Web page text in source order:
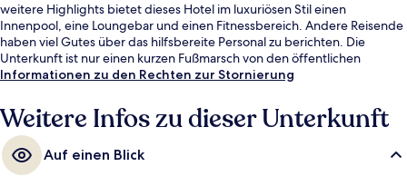
weitere Highlights bietet dieses Hotel im luxuriösen Stil einen
Innenpool, eine Loungebar und einen Fitnessbereich. Andere Reisende
haben viel Gutes über das hilfsbereite Personal zu berichten. Die
Unterkunft ist nur einen kurzen Fußmarsch von den öffentlichen
Verkehrsmitteln entfernt: Bis zur U-Bahn sind es wenige Schritte
(Straßenbahnhaltestelle Faider).
Informationen zu den Rechten zur Stornierung
Weitere Infos zu dieser Unterkunft
Auf einen Blick